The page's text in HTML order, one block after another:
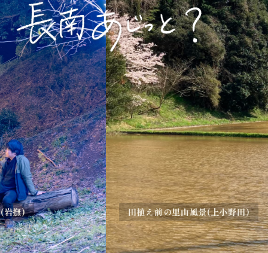
田植え前の里山風景(上小野田)